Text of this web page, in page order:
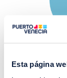
Esta página